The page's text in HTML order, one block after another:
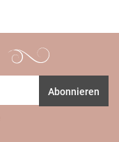
Abonnieren